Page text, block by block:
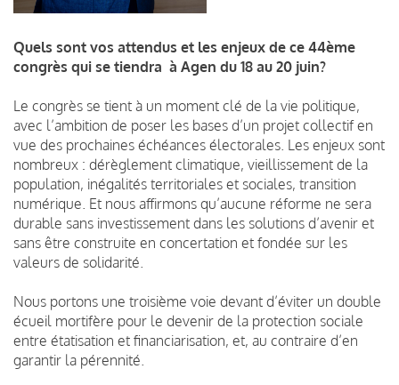
Quels sont vos attendus et les enjeux de ce 44ème
congrès qui se tiendra à Agen du 18 au 20 juin?
Le congrès se tient à un moment clé de la vie politique,
avec l’ambition de poser les bases d’un projet collectif en
vue des prochaines échéances électorales. Les enjeux sont
nombreux : dérèglement climatique, vieillissement de la
population, inégalités territoriales et sociales, transition
numérique. Et nous affirmons qu’aucune réforme ne sera
durable sans investissement dans les solutions d’avenir et
sans être construite en concertation et fondée sur les
valeurs de solidarité.
Nous portons une troisième voie devant d’éviter un double
écueil mortifère pour le devenir de la protection sociale
entre étatisation et financiarisation, et, au contraire d’en
garantir la pérennité.